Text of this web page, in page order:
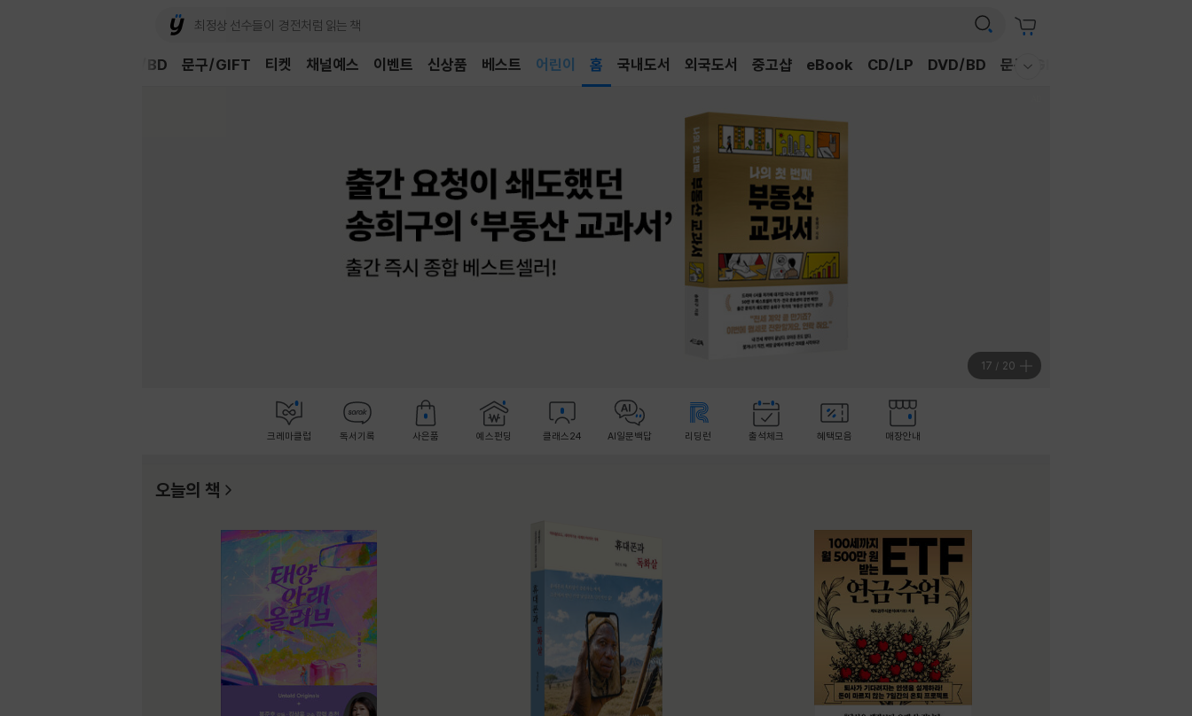
채널예스 이벤트 신상품 베스트
어린이
홈 국내도서 외국도서 중고샵 eBook CD/LP DVD/BD 문구/GIFT
DVD/BD 문구/GIFT 티켓
17 / 20
크레마클럽 독서기록 사은품 예스펀딩 클래스24 AI일문백답 리딩런 출석체크 혜택모음 매장안내
오늘의 책